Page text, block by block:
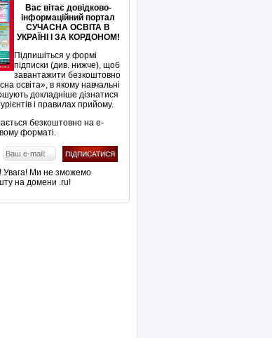
Вас вітає довідково-
інформаційний портал
СУЧАСНА ОСВІТА В
УКРАЇНІ І ЗА КОРДОНОМ!
Підпишіться у формі
підписки (див. нижче), щоб
завантажити безкоштовно
освіта», в якому навчальні
докладніше дізнатися
і правилах прийому.
безкоштовно на е-
форматі.
Увага! Ми не зможемо
на домени .ru!